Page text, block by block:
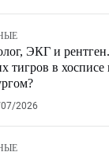
ЭКГ и
тигров в
2026